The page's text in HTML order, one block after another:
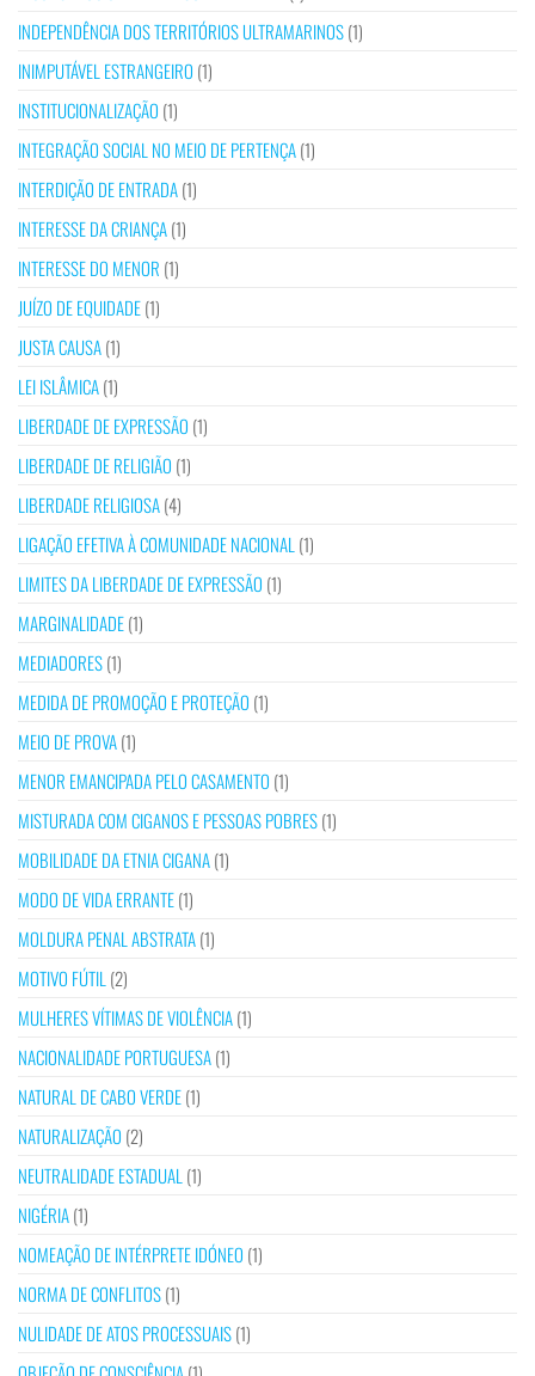
INDEPENDÊNCIA DOS TERRITÓRIOS ULTRAMARINOS(1)
INIMPUTÁVEL ESTRANGEIRO (1)
INSTITUCIONALIZAÇÃO (1)
INTEGRAÇÃO SOCIAL NO MEIO DE PERTENÇA(1)
INTERDIÇÃO DE ENTRADA(1)
INTERESSE DA CRIANÇA(1)
INTERESSE DO MENOR (1)
JUÍZO DE EQUIDADE(1)
JUSTA CAUSA(1)
LEI ISLÂMICA(1)
LIBERDADE DE EXPRESSÃO (1)
LIBERDADE DE RELIGIÃO (1)
LIBERDADE RELIGIOSA(4)
LIGAÇÃO EFETIVA À COMUNIDADE NACIONAL (1)
LIMITES DA LIBERDADE DE EXPRESSÃO (1)
MARGINALIDADE(1)
MEDIADORES(1)
MEDIDA DE PROMOÇÃO E PROTEÇÃO (1)
MEIO DE PROVA(1)
MENOR EMANCIPADA PELO CASAMENTO (1)
MISTURADA COM CIGANOS E PESSOAS POBRES(1)
MOBILIDADE DA ETNIA CIGANA(1)
MODO DE VIDA ERRANTE(1)
MOLDURA PENAL ABSTRATA(1)
MOTIVO FÚTIL (2)
MULHERES VÍTIMAS DE VIOLÊNCIA(1)
NACIONALIDADE PORTUGUESA(1)
NATURAL DE CABO VERDE(1)
NATURALIZAÇÃO (2)
NEUTRALIDADE ESTADUAL (1)
NIGÉRIA(1)
NOMEAÇÃO DE INTÉRPRETE IDÓNEO (1)
NORMA DE CONFLITOS(1)
NULIDADE DE ATOS PROCESSUAIS(1)